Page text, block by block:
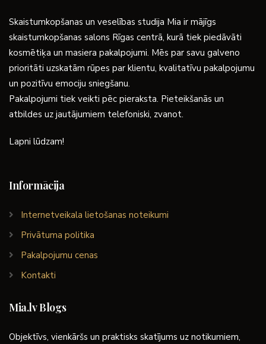
Skaistumkopšanas un veselības studija Mia ir mājīgs
skaistumkopšanas salons Rīgas centrā, kurā tiek piedāvāti
kosmētiķa un masiera pakalpojumi. Mēs par savu galveno
prioritāti uzskatām rūpes par klientu, kvalitatīvu pakalpojumu
un pozitīvu emociju sniegšanu.
Pakalpojumi tiek veikti pēc pieraksta. Pieteikšanās un
atbildes uz jautājumiem telefoniski, zvanot.
Lapni lūdzam!
Informācija
Internetveikala lietošanas noteikumi
Privātuma politika
Pakalpojumu cenas
Kontakti
Mia.lv Blogs
Objektīvs, vienkāršs un praktisks skatījums uz notikumiem,